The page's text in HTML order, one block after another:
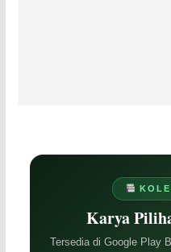
Karya
Tersedia di Google Play